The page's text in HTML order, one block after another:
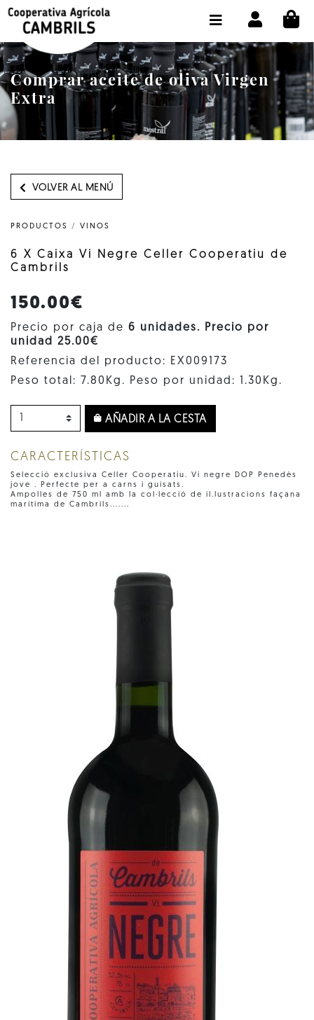
Comprar aceite de oliva Virgen
Extra
VOLVER AL MENÚ
PRODUCTOS / VINOS
6 X Caixa Vi Negre Celler Cooperatiu de
Cambrils
150.00€
Precio por caja de 6 unidades. Precio por
unidad 25.00€
Referencia del producto: EX009173
Peso total: 7.80Kg. Peso por unidad: 1.30Kg.
AÑADIR A LA CESTA
CARACTERÍSTICAS
Selecció exclusiva Celler Cooperatiu. Vi negre DOP Penedès
jove . Perfecte per a carns i guisats.
Ampolles de 750 ml amb la col·lecció de il.lustracions façana
marítima de Cambrils.......
TIENDA COMPRA ONLINE
LA COOPERATIVA
OLEOTOUR
PRODUCTOS
NUESTRO ACEITE
SELECCIONAR IDIOMA : ES